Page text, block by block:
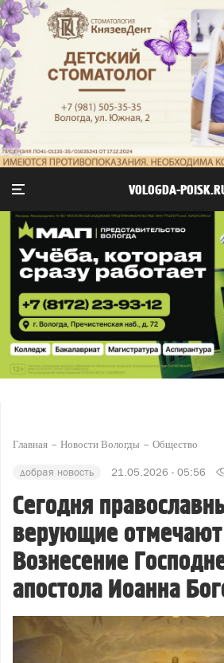
VOLOGDA-
Главная Новости Вологды Общество
добрая новость 21.05.2026 - 05:56
Сегодня
верующие отмечают
Вознесение
апостола Иоанна